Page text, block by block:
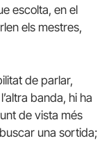
escolta, en el
els mestres,
de parlar,
banda, hi ha
de vista més
una sortida;